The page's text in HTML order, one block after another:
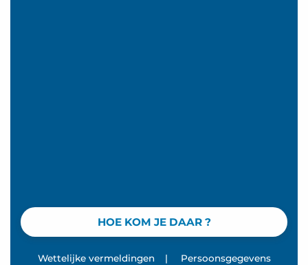
HOE KOM JE DAAR ?
Wettelijke vermeldingen | Persoonsgegevens